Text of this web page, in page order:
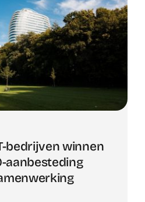
bedrijven winnen
aanbesteding